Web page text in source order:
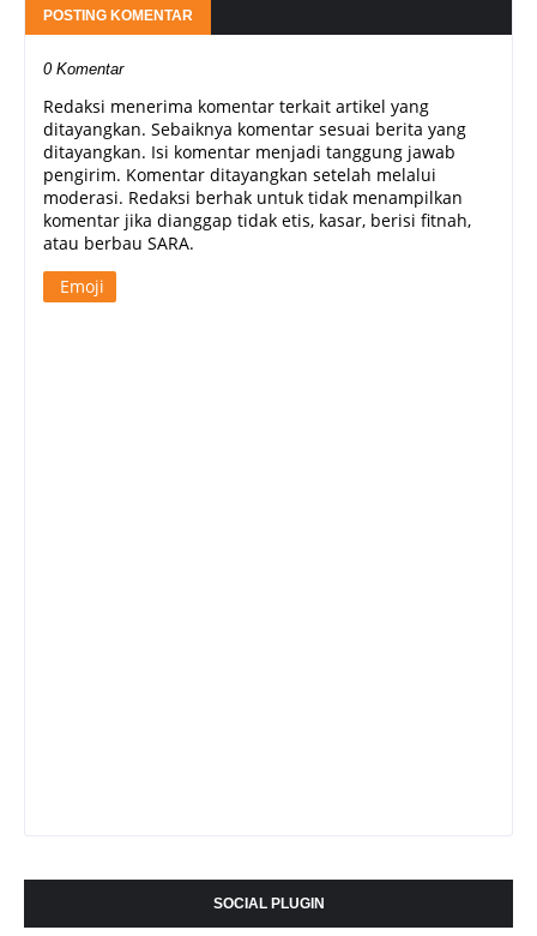
POSTING KOMENTAR
0 Komentar
Redaksi menerima komentar terkait artikel yang
ditayangkan. Sebaiknya komentar sesuai berita yang
ditayangkan. Isi komentar menjadi tanggung jawab
pengirim. Komentar ditayangkan setelah melalui
moderasi. Redaksi berhak untuk tidak menampilkan
komentar jika dianggap tidak etis, kasar, berisi fitnah,
atau berbau SARA.
Emoji
SOCIAL PLUGIN